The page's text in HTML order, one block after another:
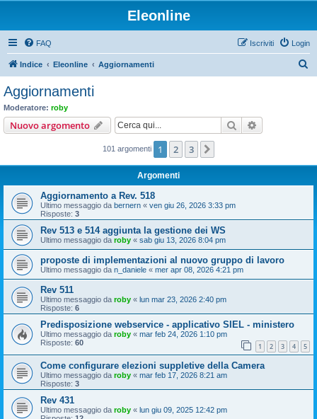
Eleonline
FAQ Login
Iscriviti
Indice Eleonline Aggiornamenti
Aggiornamenti
Moderatore: roby
Nuovo argomento Cerca
101 argomenti 1 2 3
Argomenti
Aggiornamento a Rev. 518
Ultimo messaggio da bernern « ven giu 26, 2026 3:33 pm
Risposte: 3
Rev 513 e 514 aggiunta la gestione dei WS
Ultimo messaggio da roby « sab giu 13, 2026 8:04 pm
proposte di implementazioni al nuovo gruppo di lavoro
Ultimo messaggio da n_daniele « mer apr 08, 2026 4:21 pm
Rev 511
Ultimo messaggio da roby « lun mar 23, 2026 2:40 pm
Risposte: 6
Predisposizione webservice - applicativo SIEL - ministero
Ultimo messaggio da roby « mar feb 24, 2026 1:10 pm
Risposte: 60 1 2 3 4 5
Come configurare elezioni suppletive della Camera
Ultimo messaggio da roby « mar feb 17, 2026 8:21 am
Risposte: 3
Rev 431
Ultimo messaggio da roby « lun giu 09, 2025 12:42 pm